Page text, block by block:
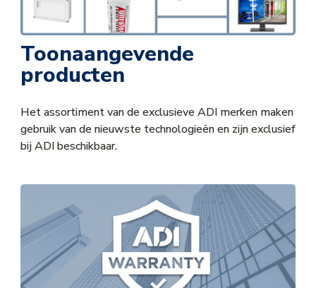
Toonaangevende
producten
Het assortiment van de exclusieve ADI merken maken
gebruik van de nieuwste technologieën en zijn exclusief
bij ADI beschikbaar.